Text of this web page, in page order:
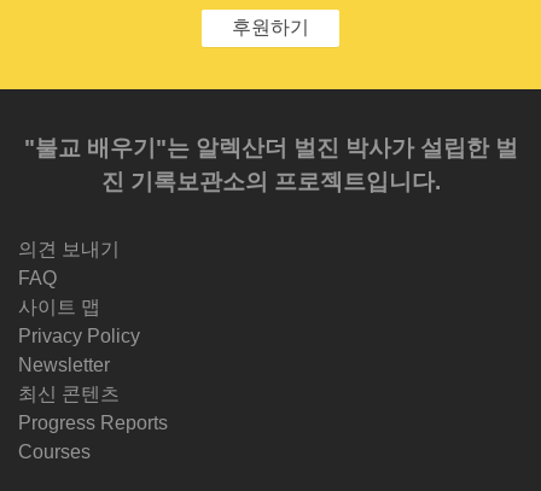
후원하기
"불교 배우기"는 알렉산더 벌진 박사가 설립한 벌
진 기록보관소의 프로젝트입니다.
의견 보내기
FAQ
사이트 맵
Privacy Policy
Newsletter
최신 콘텐츠
Progress Reports
Courses